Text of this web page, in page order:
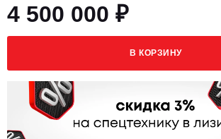
4 500 000 ₽
В КОРЗИНУ